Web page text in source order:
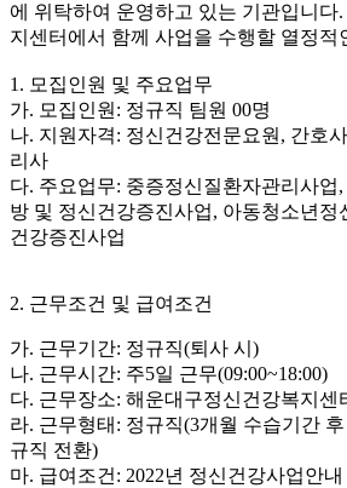
에 위탁하여 운영하고 있는 기관입니다
지센터에서 함께 사업을 수행할 열정적
1. 모집인원 및 주요업무
가. 모집인원: 정규직 팀원 00명
나. 지원자격: 정신건강전문요원, 간호
리사
다. 주요업무: 중증정신질환자관리사업
방 및 정신건강증진사업, 아동청소년정
건강증진사업
2. 근무조건 및 급여조건
가. 근무기간: 정규직(퇴사 시)
나. 근무시간: 주5일 근무(09:00~18:00)
다. 근무장소: 해운대구정신건강복지센
라. 근무형태: 정규직(3개월 수습기간
규직 전환)
마. 급여조건: 2022년 정신건강사업안